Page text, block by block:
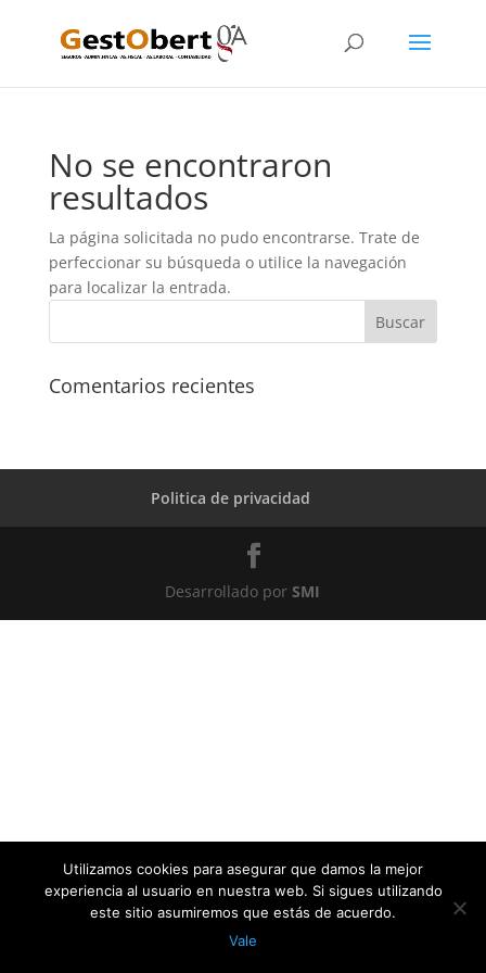
No se encontraron
resultados
La página solicitada no pudo encontrarse. Trate de
perfeccionar su búsqueda o utilice la navegación
para localizar la entrada.
Comentarios recientes
Politica de privacidad
Desarrollado porSMI
Utilizamos cookies para asegurar que damos la mejor
experiencia al usuario en nuestra web. Si sigues utilizando
este sitio asumiremos que estás de acuerdo.
Vale